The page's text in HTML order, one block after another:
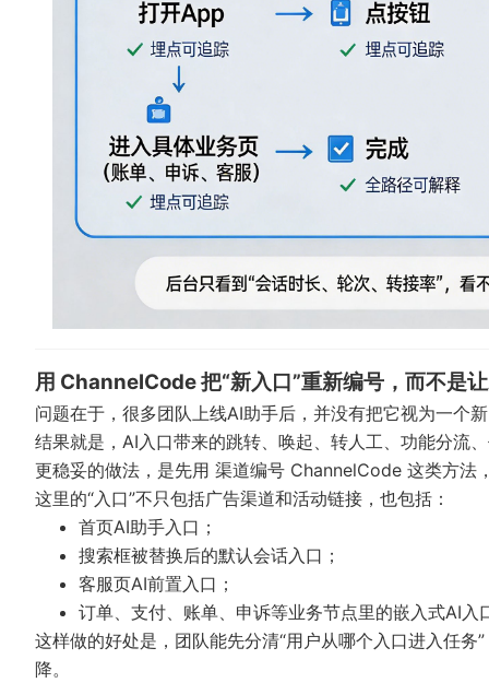
用 ChannelCode 把“新入口”重新编号，而不是
问题在于，很多团队上线AI助手后，并没有把它视为一个
结果就是，AI入口带来的跳转、唤起、转人工、功能分流
更稳妥的做法，是先用 渠道编号 ChannelCode 这类方法
这里的“入口”不只包括广告渠道和活动链接，也包括：
首页AI助手入口；
搜索框被替换后的默认会话入口；
客服页AI前置入口；
订单、支付、账单、申诉等业务节点里的嵌入式AI入
这样做的好处是，团队能先分清“用户从哪个入口进入任
降。